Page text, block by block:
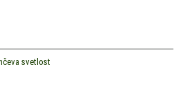
svetlost